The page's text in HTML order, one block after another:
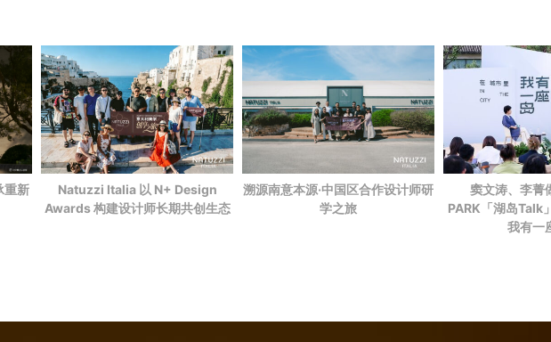
重新
Natuzzi Italia 以 N+ Design
Awards 构建设计师长期共创生态
溯源南意本源·中国区合作设计师研
学之旅
窦文涛、李菁
PARK 「湖岛Talk
我有一